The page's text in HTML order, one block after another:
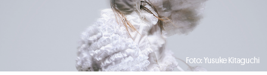
Foto: Yusuke Kitaguchi